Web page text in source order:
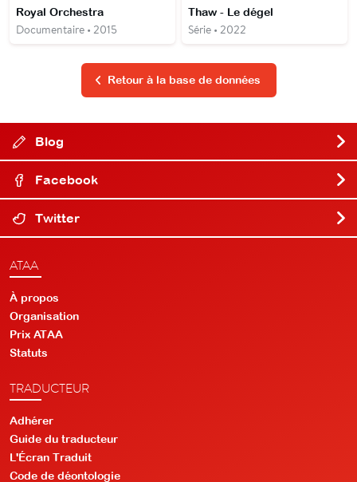
Royal Orchestra
Documentaire • 2015
Thaw - Le dégel
Série • 2022
Retour à la base de données
Blog
Facebook
Twitter
ATAA
À propos
Organisation
Prix ATAA
Statuts
TRADUCTEUR
Adhérer
Guide du traducteur
L'Écran Traduit
Code de déontologie